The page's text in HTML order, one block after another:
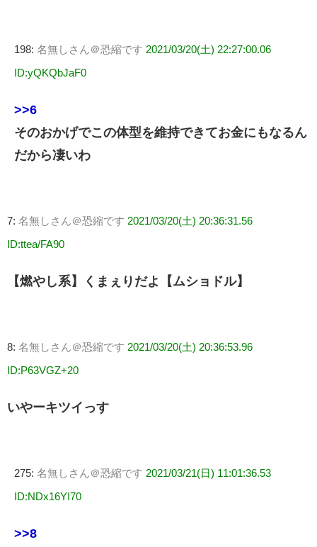
198: 名無しさん＠恐縮です 2021/03/20(土) 22:27:00.06
ID:yQKQbJaF0
>>6
そのおかげでこの体型を維持できてお金にもなるん
だから凄いわ
7: 名無しさん＠恐縮です 2021/03/20(土) 20:36:31.56
ID:ttea/FA90
【燃やし系】くまぇりだよ【ムショドル】
8: 名無しさん＠恐縮です 2021/03/20(土) 20:36:53.96
ID:P63VGZ+20
いやーキツイっす
275: 名無しさん＠恐縮です 2021/03/21(日) 11:01:36.53
ID:NDx16YI70
>>8